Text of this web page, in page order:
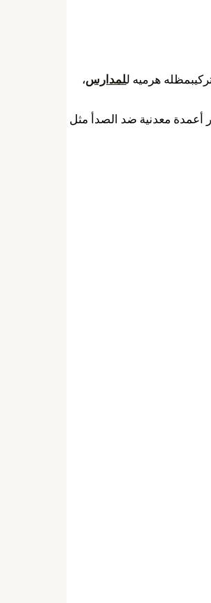
هرميه للمدارس،
أعمدة معدنية ضد الصدأ مثل